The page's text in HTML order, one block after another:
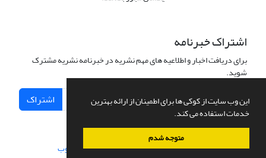
این وب سایت از کوکی ها برای اطمینان از ارائه بهترین
خدمات استفاده می کند.
متوجه شدم
اشتراک خبرنامه
برای دریافت اخبار و اطلاعیه های مهم نشریه در خبرنامه نشریه مشترک
شوید.
اشتراک
سامانه مدیریت نشریات علمی.طراحی و پیاده سازی از سیناوب